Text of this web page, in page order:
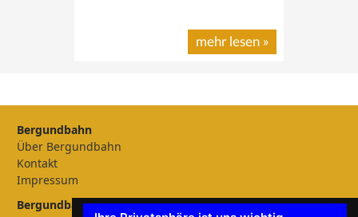
mehr lesen »
Bergundbahn
Über Bergundbahn
Kontakt
Impressum
Bergundbahn Magazin